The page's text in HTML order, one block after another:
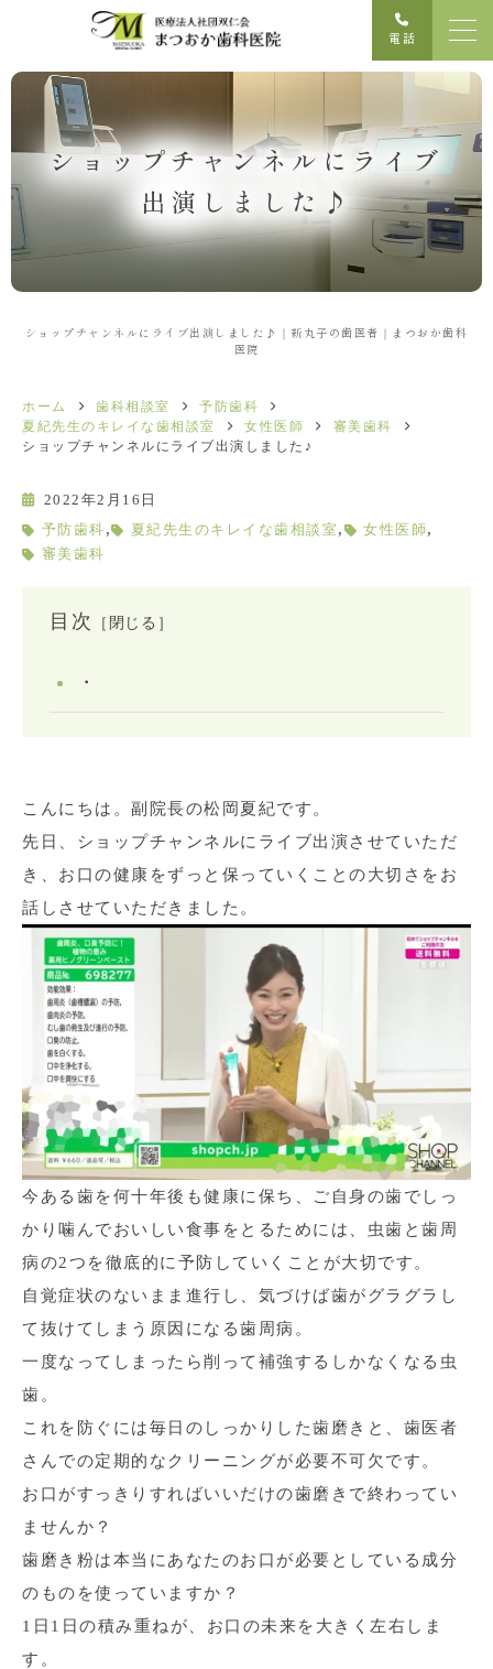
電話
ショップチャンネルにライブ
出演しました♪
ショップチャンネルにライブ出演しました♪｜新丸子の歯医者｜まつおか歯科
医院
ホーム 歯科相談室
予防歯科
夏紀先生のキレイな歯相談室
女性医師
審美歯科
ショップチャンネルにライブ出演しました♪
2022年2月16日
予防歯科 , 夏紀先生のキレイな歯相談室 , 女性医師 ,
審美歯科
目次 ［閉じる］
・
こんにちは。副院長の松岡夏紀です。
先日、ショップチャンネルにライブ出演させていただ
き、お口の健康をずっと保っていくことの大切さをお
話しさせていただきました。
今ある歯を何十年後も健康に保ち、ご自身の歯でしっ
かり噛んでおいしい食事をとるためには、虫歯と歯周
病の2つを徹底的に予防していくことが大切です。
自覚症状のないまま進行し、気づけば歯がグラグラし
て抜けてしまう原因になる歯周病。
一度なってしまったら削って補強するしかなくなる虫
歯。
これを防ぐには毎日のしっかりした歯磨きと、歯医者
さんでの定期的なクリーニングが必要不可欠です。
お口がすっきりすればいいだけの歯磨きで終わってい
ませんか？
歯磨き粉は本当にあなたのお口が必要としている成分
のものを使っていますか？
1日1日の積み重ねが、お口の未来を大きく左右しま
す。